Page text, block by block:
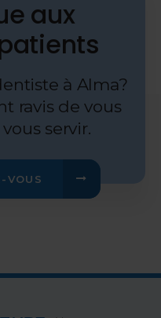
aux
à Alma?
ravis de vous
servir.
VOUS